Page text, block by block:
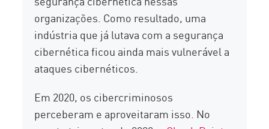
organizações. Como resultado, uma
indústria que já lutava com a segurança
cibernética ficou ainda mais vulnerável a
ataques cibernéticos.
Em 2020, os cibercriminosos
perceberam e aproveitaram isso. No